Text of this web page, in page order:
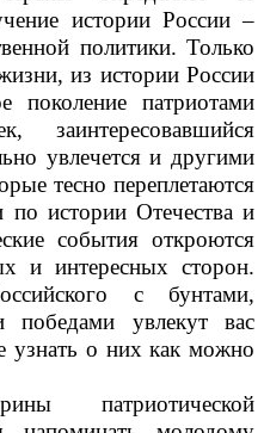
истории России –
политики. Только
из истории России
поколение патриотами
заинтересовавшийся
увлечется и другими
тесно переплетаются
по истории Отечества и
события откроются
и интересных сторон.
с бунтами,
увлекут вас
узнать о них как можно
патриотической